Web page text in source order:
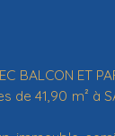
BALCON ET
41,90 m² à